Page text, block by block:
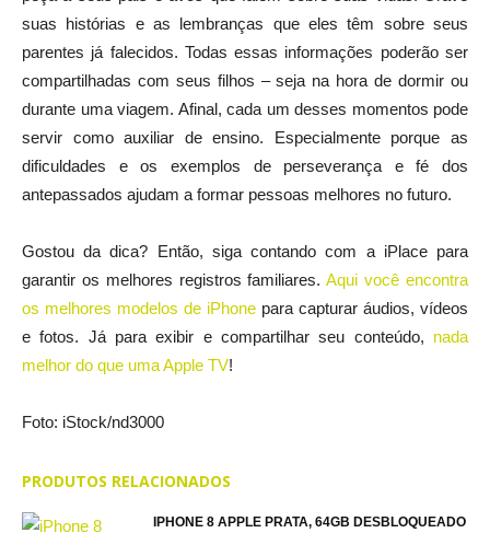
suas histórias e as lembranças que eles têm sobre seus
parentes já falecidos. Todas essas informações poderão ser
compartilhadas com seus filhos – seja na hora de dormir ou
durante uma viagem. Afinal, cada um desses momentos pode
servir como auxiliar de ensino. Especialmente porque as
dificuldades e os exemplos de perseverança e fé dos
antepassados ajudam a formar pessoas melhores no futuro.
Gostou da dica? Então, siga contando com a iPlace para
garantir os melhores registros familiares.Aqui você encontra
os melhores modelos de iPhone para capturar áudios, vídeos
e fotos. Já para exibir e compartilhar seu conteúdo, nada
melhor do que uma Apple TV!
Foto: iStock/nd3000
PRODUTOS RELACIONADOS
IPHONE 8 APPLE PRATA, 64GB DESBLOQUEADO